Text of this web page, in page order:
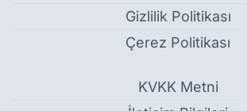
Gizlilik Politikası
Çerez Politikası
KVKK Metni